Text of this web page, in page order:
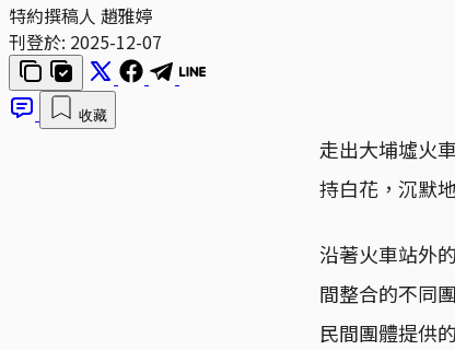
特約撰稿人 趙雅婷
刊登於: 2025-12-07
收藏
走出大埔墟火
持白花，沉默
沿著火車站外
間整合的不同
民間團體提供